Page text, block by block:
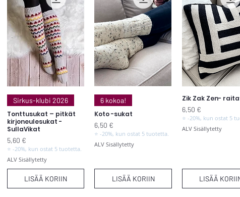
Pikakatselu
Sirkus-klubi 2026
Tonttusukat – pitkät
kirjoneulesukat -
SullaVikat
Hinta
5,60 €
⭐ -20%, kun ostat 5 tuotetta.
ALV Sisällytetty
LISÄÄ KORIIN
Pikakatselu
6 kokoa!
Koto -sukat
Hinta
6,50 €
⭐ -20%, kun ostat 5 tuotetta.
ALV Sisällytetty
LISÄÄ KORIIN
Pikakatselu
Zik Zak Zen-
Hinta
6,50 €
⭐ -20%, kun ostat 5
ALV Sisällytetty
LISÄÄ